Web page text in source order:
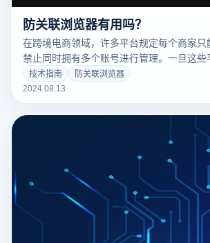
防关联浏览器有用吗？
在跨境电商领域，许多平台规定每个商家只
禁止同时拥有多个账号进行管理。一旦这些
账号关联，可能会导致新账号的所有listing
直接封禁账号。被封号后，商家之前的努力
免受关联检测的影响。
技术指南
防关联浏览器
2024.08.13